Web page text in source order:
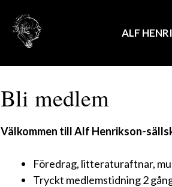
ALF
Bli medlem
Välkommen till Alf Henrikson-
Föredrag, litteraturaftnar,
Tryckt medlemstidning 2